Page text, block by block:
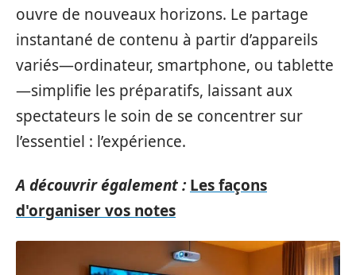
ouvre de nouveaux horizons. Le partage
instantané de contenu à partir d’appareils
variés—ordinateur, smartphone, ou tablette
—simplifie les préparatifs, laissant aux
spectateurs le soin de se concentrer sur
l’essentiel : l’expérience.
A découvrir également : Les façons
d'organiser vos notes